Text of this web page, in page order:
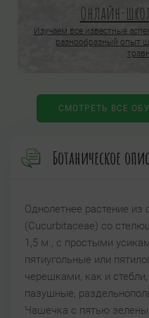
Онлайн-
Изучаем все известные
разнообразный опыт
СМОТРЕТЬ ВСЕ
Ботаническое
Однолетнее растение
(Cucurbitaceae) со
1,5 м., с простыми
пятиугольные или
черешками, как и
пазушные,
Чашечка с пятью